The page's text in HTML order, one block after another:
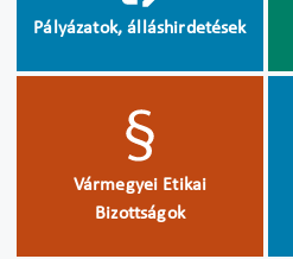
Pályázatok, álláshirdetések
Vármegyei Etikai
Bizottságok